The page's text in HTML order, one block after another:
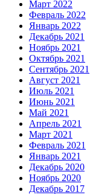
Март 2022
Февраль 2022
Январь 2022
Декабрь 2021
Ноябрь 2021
Октябрь 2021
Сентябрь 2021
Август 2021
Июль 2021
Июнь 2021
Май 2021
Апрель 2021
Март 2021
Февраль 2021
Январь 2021
Декабрь 2020
Ноябрь 2020
Декабрь 2017